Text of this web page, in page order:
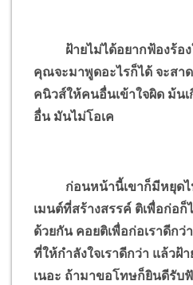
ฝ้ายไม่ได้อยากฟ้องร้องใ
คุณจะมาพูดอะไรก็ได้ จะสาด
คนิวส์ให้คนอื่นเข้าใจผิด ม้น
อื่น มันไม่โอเค
ก่อนหน้านี้เขาก็มีหยุดไปบ้
เมนต์ที่สร้างสรรค์ ติเพื่อก่อ
ด้วยกัน คอยติเพื่อก่อเราดีก
ที่ให้กำลังใจเราดีกว่า แล้วฝ้
เนอะ ถ้ามาขอโทษก็ยินดีรับ